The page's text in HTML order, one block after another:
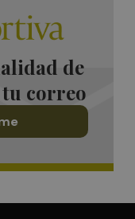
de
correo